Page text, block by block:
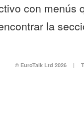
con menús
la
© EuroTalk Ltd 2026 |